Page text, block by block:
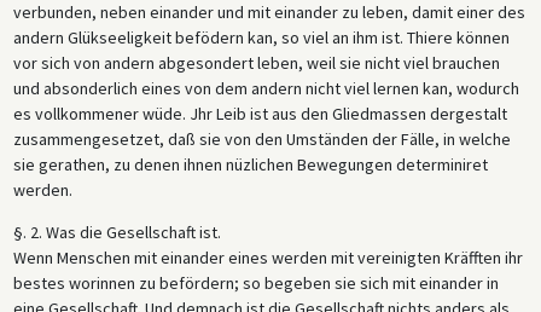
verbunden, neben einander und mit einander zu leben, damit einer des
andern Glükseeligkeit befödern kan, so viel an ihm ist. Thiere können
vor sich von andern abgesondert leben, weil sie nicht viel brauchen
und absonderlich eines von dem andern nicht viel lernen kan, wodurch
es vollkommener wüde. Jhr Leib ist aus den Gliedmassen dergestalt
zusammengesetzet, daß sie von den Umständen der Fälle, in welche
sie gerathen, zu denen ihnen nüzlichen Bewegungen determiniret
werden.
§. 2. Was die Gesellschaft ist.
Wenn Menschen mit einander eines werden mit vereinigten Kräfften ihr
bestes worinnen zu befördern; so begeben sie sich mit einander in